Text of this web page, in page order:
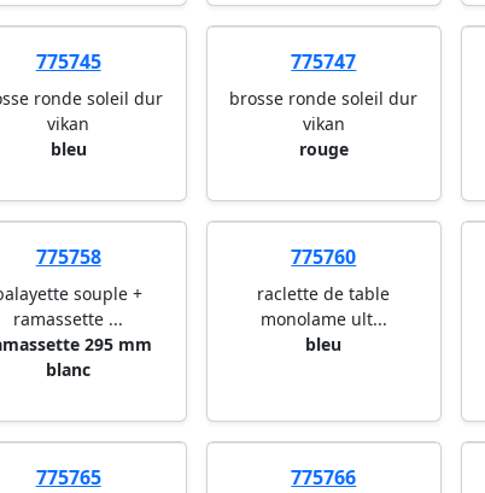
775745
ronde soleil dur
vikan
bleu
775747
brosse ronde soleil dur
vikan
rouge
775758
souple +
ramassette ...
295 mm
blanc
775760
raclette de table
monolame ult...
bleu
775765 775766